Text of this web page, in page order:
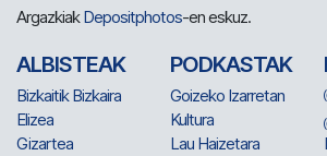
ArgazkiakDepositphotos-en eskuz.
ALBISTEAK
Bizkaitik Bizkaira
Elizea
Gizartea
PODKASTAK
Goizeko Izarretan
Kultura
Lau Haizetara